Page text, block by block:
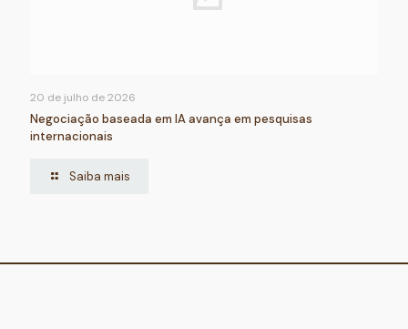
20 de julho de 2026
Negociação baseada em IA avança em pesquisas
internacionais
Saiba mais